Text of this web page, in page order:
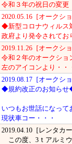
令和３年の祝日の変更
2020.05.16 [オークシ
◆新型コロナウィルス
政府より発令されてお
2019.11.26 [オークシ
令和２年のオークショ
左のアイコンより・・
2019.08.17 [オークシ
◆規約改正のお知ら
いつもお世話になって
現状車コー・・・
2019.04.10 [レンタカ
この度、3ｔアルミ